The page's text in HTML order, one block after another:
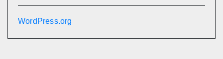
WordPress.org